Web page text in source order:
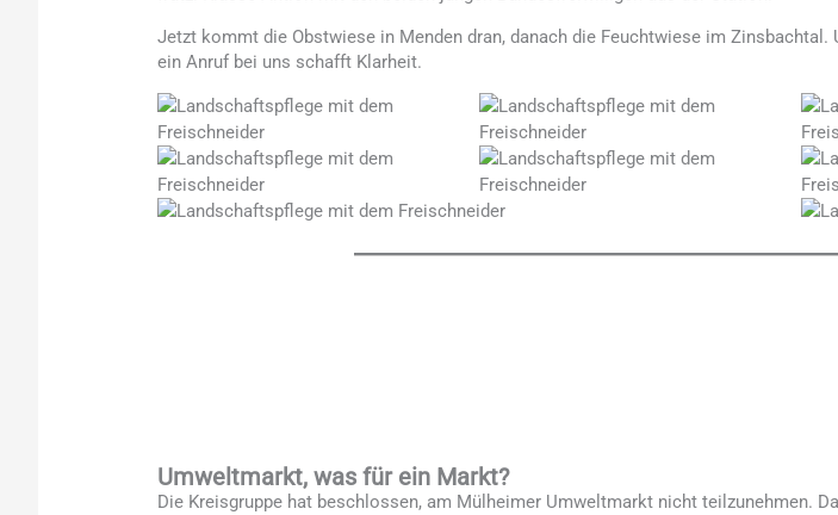
Jetzt kommt die Obstwiese in Menden dran, danach die Feuchtwiese im
ein Anruf bei uns schafft Klarheit.
Umweltmarkt, was für ein Markt?
Die Kreisgruppe hat beschlossen, am Mülheimer Umweltmarkt nicht teilzunehmen.